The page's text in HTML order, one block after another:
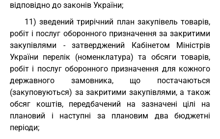
відповідно до законів України;
11) зведений трирічний план закупівель товарів,
робіт і послуг оборонного призначення за закритими
закупівлями - затверджений Кабінетом Міністрів
України перелік (номенклатура) та обсяги товарів,
робіт і послуг оборонного призначення для кожного
державного замовника, що постачаються
(закуповуються) за закритими закупівлями, а також
обсяг коштів, передбачений на зазначені цілі на
плановий і наступні за плановим два бюджетні
періоди;